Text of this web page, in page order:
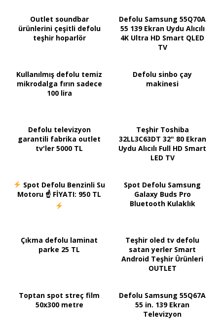
Outlet soundbar
ürünlerini çeşitli defolu
teşhir hoparlör
Defolu Samsung 55Q70A
55 139 Ekran Uydu Alıcılı
4K Ultra HD Smart QLED
TV
Kullanılmış defolu temiz
mikrodalga fırın sadece
100 lira
Defolu sinbo çay
makinesi
Defolu televizyon
garantili fabrika outlet
tv'ler 5000 TL
Teşhir Toshiba
32LL3C63DT 32" 80 Ekran
Uydu Alıcılı Full HD Smart
LED TV
Spot Defolu Benzinli Su
Motoru ☝ FİYATI: 950 TL
Spot Defolu Samsung
Galaxy Buds Pro
Bluetooth Kulaklık
Çıkma defolu laminat
parke 25 TL
Teşhir oled tv defolu
satan yerler Smart
Android Teşhir Ürünleri
OUTLET
Toptan spot streç film
50x300 metre
Defolu Samsung 55Q67A
55 in. 139 Ekran
Televizyon